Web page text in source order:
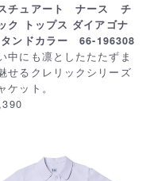
チュアート ナース チ
ク トップス ダイアゴナ
ンドカラー 66-196308
中にも凛としたたたずま
せるクレリックシリーズ
ケット。